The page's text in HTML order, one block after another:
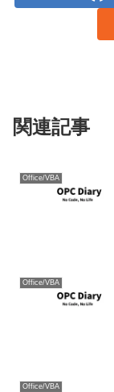
関連記事
Office/VBA
Office/VBA
Office/VBA